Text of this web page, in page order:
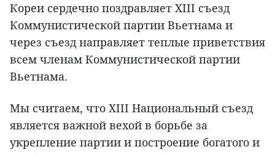
Кореи сердечно поздравляет XIII съезд
Коммунистической партии Вьетнама и
через съезд направляет теплые приветствия
всем членам Коммунистической партии
Вьетнама.
Мы считаем, что XIII Национальный съезд
является важной вехой в борьбе за
укрепление партии и построение богатого и